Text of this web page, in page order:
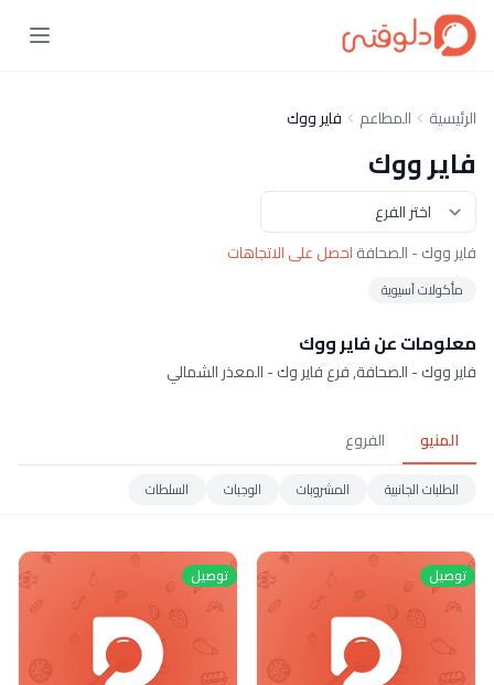
الرئيسية المطاعم فاير ووك
فاير ووك
فاير ووك - الصحافةاحصل على الاتجاهات
مأكولات آسيوية
معلومات عن فاير ووك
فاير ووك - الصحافة, فرع فاير وك - المعذر الشمالي
المنيو الفروع
الطلبات الجانبية المشروبات الوجبات السلطات
توصيل توصيل